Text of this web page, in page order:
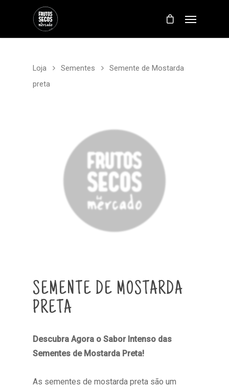
Loja Sementes
Semente de Mostarda
preta
SEMENTE DE MOSTARDA
PRETA
Descubra Agora o Sabor Intenso das
Sementes de Mostarda Preta!
As sementes de mostarda preta são um